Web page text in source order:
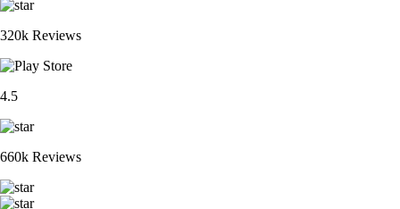
320k Reviews
4.5
660k Reviews